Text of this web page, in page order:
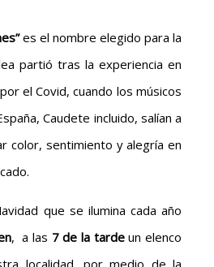
es el nombre elegido para la
partió tras la experiencia en
el Covid, cuando los músicos
Caudete incluido, salían a
color, sentimiento y alegría en
que se ilumina cada año
, a las 7 de la tardeun elenco